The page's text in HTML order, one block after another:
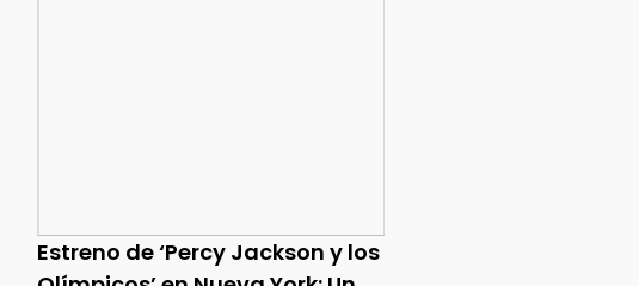
Estreno de ‘Percy Jackson y los